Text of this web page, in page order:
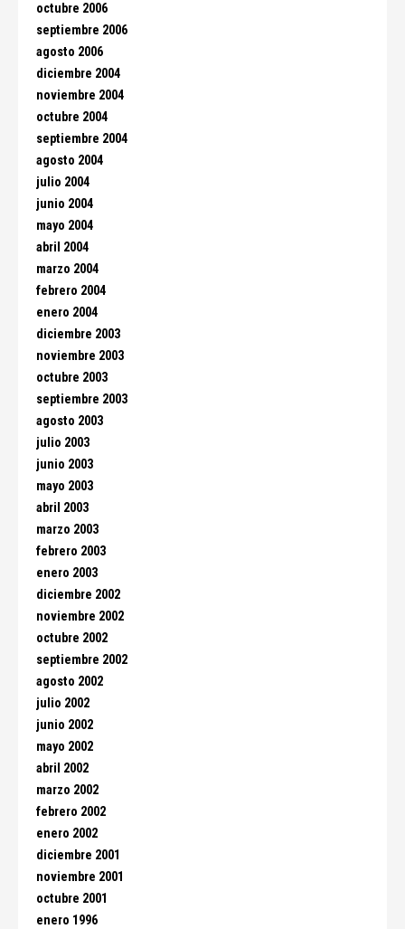
octubre 2006
septiembre 2006
agosto 2006
diciembre 2004
noviembre 2004
octubre 2004
septiembre 2004
agosto 2004
julio 2004
junio 2004
mayo 2004
abril 2004
marzo 2004
febrero 2004
enero 2004
diciembre 2003
noviembre 2003
octubre 2003
septiembre 2003
agosto 2003
julio 2003
junio 2003
mayo 2003
abril 2003
marzo 2003
febrero 2003
enero 2003
diciembre 2002
noviembre 2002
octubre 2002
septiembre 2002
agosto 2002
julio 2002
junio 2002
mayo 2002
abril 2002
marzo 2002
febrero 2002
enero 2002
diciembre 2001
noviembre 2001
octubre 2001
enero 1996